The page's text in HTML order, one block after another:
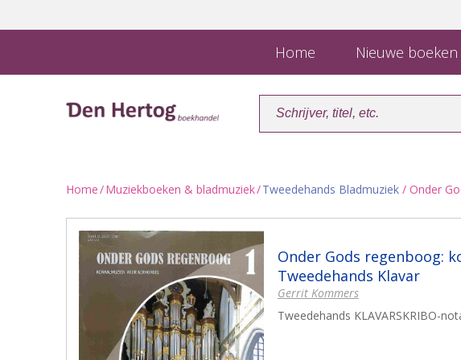
Home Nieuwe boeken
Home/Muziekboeken & bladmuziek/Tweedehands Bladmuziek / Onder
Onder Gods regenboog:
Tweedehands Klavar
Gerrit Kommers
Tweedehands KLAVARSKRIBO-